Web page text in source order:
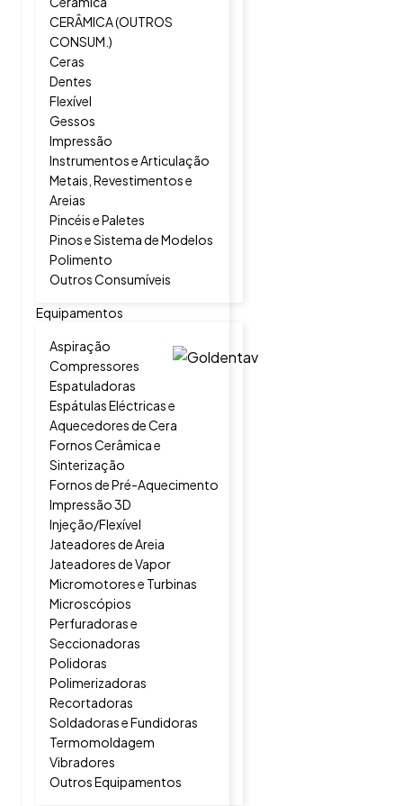
CERÂMICA (OUTROS
CONSUM.)
Ceras
Dentes
Flexível
Gessos
Impressão
Instrumentos e Articulação
Metais, Revestimentos e
Areias
Pincéis e Paletes
Pinos e Sistema de Modelos
Polimento
Outros Consumíveis
Equipamentos
Aspiração
Compressores
Espatuladoras
Espátulas Eléctricas e
Aquecedores de Cera
Fornos Cerâmica e
Sinterização
Fornos de Pré-Aquecimento
Impressão 3D
Injeção/Flexível
Jateadores de Areia
Jateadores de Vapor
Micromotores e Turbinas
Microscópios
Perfuradoras e
Seccionadoras
Polidoras
Polimerizadoras
Recortadoras
Soldadoras e Fundidoras
Termomoldagem
Vibradores
Outros Equipamentos